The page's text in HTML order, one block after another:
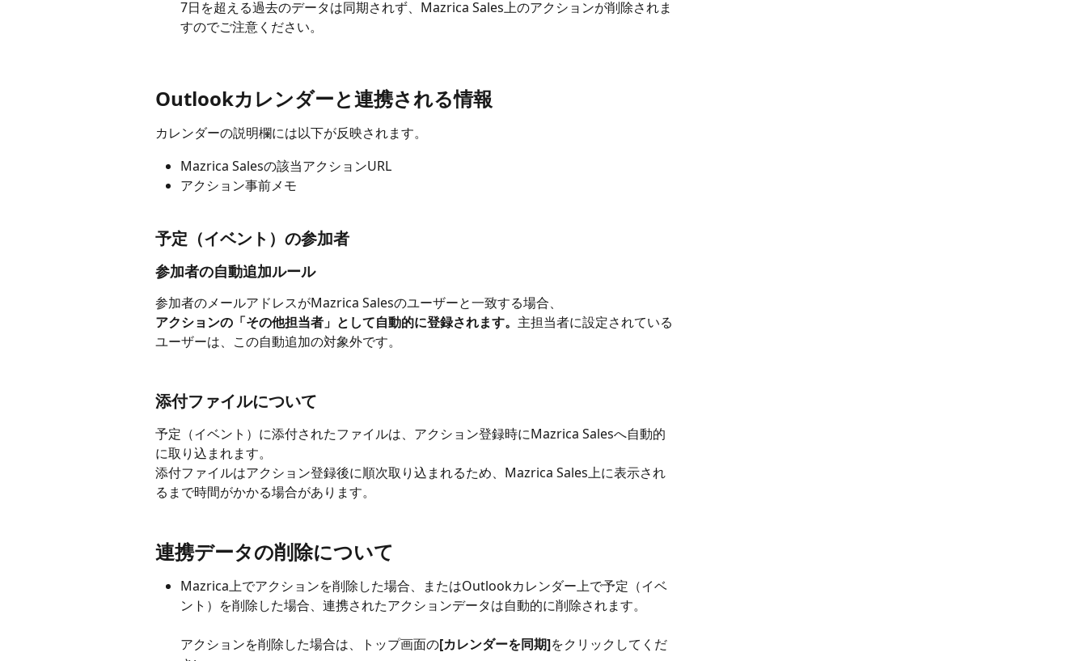
7日を超える過去のデータは同期されず、Mazrica Sales上のアクションが削除されま
すのでご注意ください。
Outlookカレンダーと連携される情報
カレンダーの説明欄には以下が反映されます。
Mazrica Salesの該当アクションURL
アクション事前メモ
予定（イベント）の参加者
参加者の自動追加ルール
参加者のメールアドレスがMazrica Salesのユーザーと一致する場合、
アクションの「その他担当者」として自動的に登録されます。 主担当者に設定されている
ユーザーは、この自動追加の対象外です。
添付ファイルについて
予定（イベント）に添付されたファイルは、アクション登録時にMazrica Salesへ自動的
に取り込まれます。
添付ファイルはアクション登録後に順次取り込まれるため、Mazrica Sales上に表示され
るまで時間がかかる場合があります。
連携データの削除について
Mazrica上でアクションを削除した場合、またはOutlookカレンダー上で予定（イベ
ント）を削除した場合、連携されたアクションデータは自動的に削除されます。
アクションを削除した場合は、トップ画面の[カレンダーを同期]をクリックしてくだ